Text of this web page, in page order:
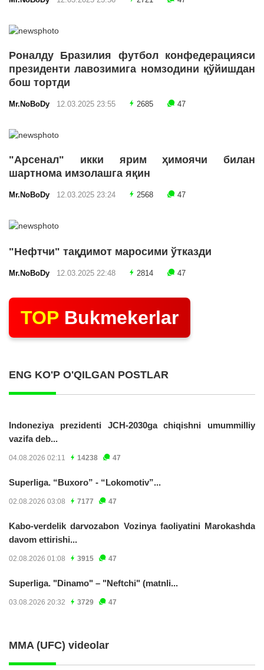
Роналду Бразилия футбол конфедерацияси
президенти лавозимига номзодини қўйишдан
бош тортди
Mr.NoBoDy 12.03.2025 23:55 2685 47
"Арсенал" икки ярим ҳимоячи билан
шартнома имзолашга яқин
Mr.NoBoDy 12.03.2025 23:24 2568 47
"Нефтчи" тақдимот маросими ўтказди
Mr.NoBoDy 12.03.2025 22:48 2814 47
TOP Bukmekerlar
ENG KO'P O'QILGAN POSTLAR
Indoneziya prezidenti JCH-2030ga chiqishni umummilliy
vazifa deb...
04.08.2026 02:11 14238 47
Superliga. “Buxoro” - “Lokomotiv”...
02.08.2026 03:08 7177 47
Kabo-verdelik darvozabon Vozinya faoliyatini Marokashda
davom ettirishi...
02.08.2026 01:08 3915 47
Superliga. "Dinamo" – "Neftchi" (matnli...
03.08.2026 20:32 3729 47
MMA (UFC) videolar